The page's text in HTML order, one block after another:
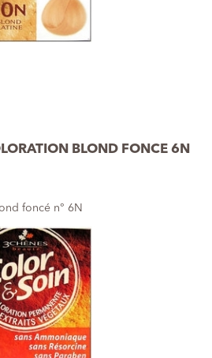
BLOND FONCE 6N
foncé n° 6N